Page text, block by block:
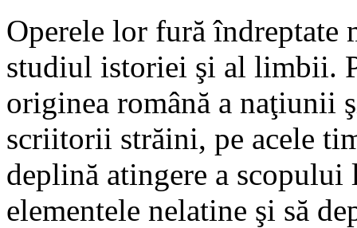
Operele lor fură îndreptate
studiul istoriei şi al limbii.
originea română a naţiunii
scriitorii străini, pe acele
deplină atingere a
elementele nelatine şi să